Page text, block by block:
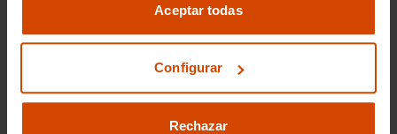
Aceptar todas
Configurar
Rechazar